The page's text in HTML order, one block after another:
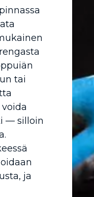
tai
— silloin
ja